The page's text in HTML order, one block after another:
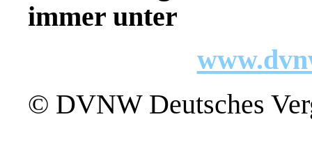
immer unter